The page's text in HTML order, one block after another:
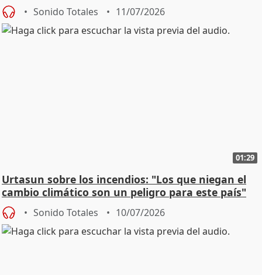
Sonido Totales 11/07/2026
01:29
Urtasun sobre los incendios: "Los que niegan el
cambio climático son un peligro para este país"
Sonido Totales 10/07/2026